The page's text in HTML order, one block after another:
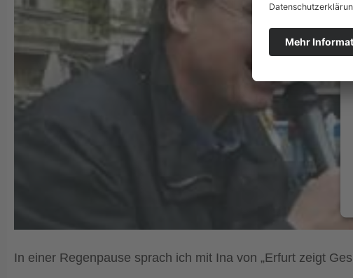
In einer Regenpause sprach ich mit Ina von „Erfurt zeigt